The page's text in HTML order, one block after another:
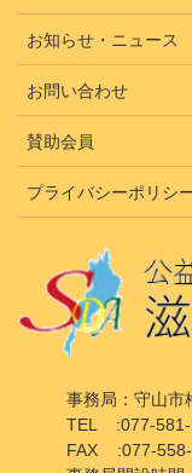
お知らせ・ニュース
お問い合わせ
賛助会員
プライバシーポリシ
事務局：守山市
TEL :077-581-
FAX :077-558-